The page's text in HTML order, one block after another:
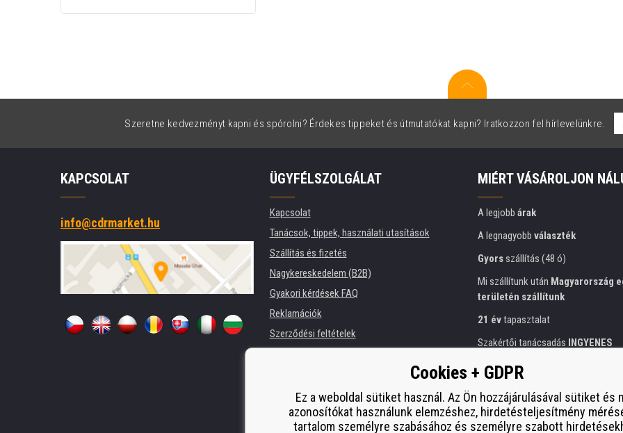
Szeretne kedvezményt kapni és spórolni? Érdekes tippeket és útmutatókat kapni? Iratkozzon fel hírlevelünkre.
KAPCSOLAT
info@cdrmarket.hu
ÜGYFÉLSZOLGÁLAT
Kapcsolat
Tanácsok, tippek, használati utasítások
Szállítás és fizetés
Nagykereskedelem (B2B)
Gyakori kérdések FAQ
Reklamációk
Szerződési feltételek
Nyomtatók bérlése
Pótló teljesítmény
MIÉRT VÁSÁROLJON
A legjobb árak
A legnagyobb választék
Gyorsszállítás (48 ó)
Mi szállítunk után Magyarország
területén szállítunk
21 évtapasztalat
Szakértői tanácsadás
INGYENES
Előzékeny hozzáállás
Biztonságoson-line fizetés
Cookies + GDPR
Ez a weboldal sütiket használ. Az Ön hozzájárulásával sütiket és
azonosítókat használunk elemzéshez, hirdetésteljesítmény
tartalom személyre szabásához és személyre szabott